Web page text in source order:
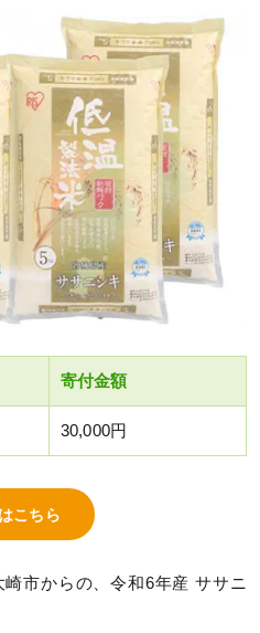
寄付金額
30,000円
こちら
市からの、令和6年産 ササニ